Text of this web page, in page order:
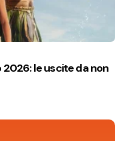
le uscite da non